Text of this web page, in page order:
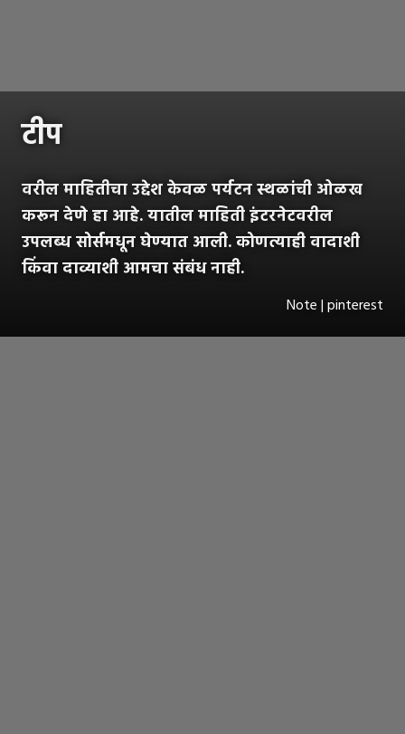
टीप
वरील माहितीचा उद्देश केवळ पर्यटन स्थळांची ओळख
करून देणे हा आहे. यातील माहिती इंटरनेटवरील
उपलब्ध सोर्समधून घेण्यात आली. कोणत्याही वादाशी
किंवा दाव्याशी आमचा संबंध नाही.
Note | pinterest